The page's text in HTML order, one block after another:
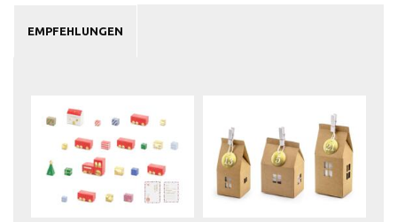
EMPFEHLUNGEN